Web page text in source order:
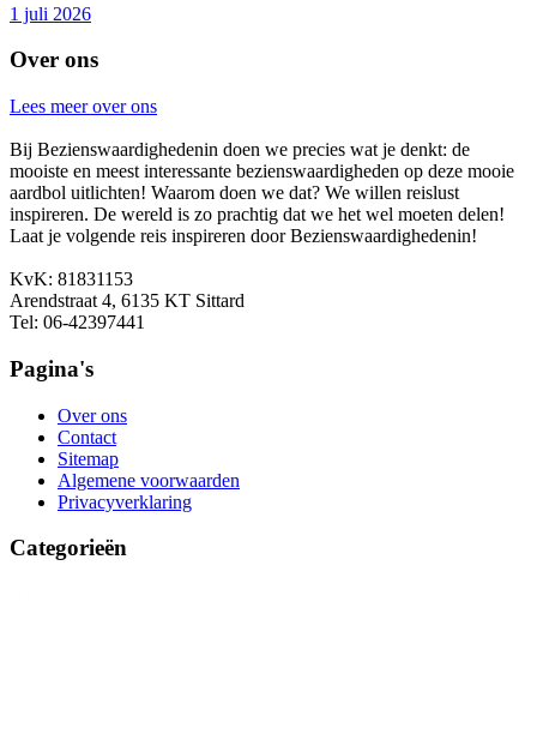
1 juli 2026
Over ons
Lees meer over ons
Bij Bezienswaardighedenin doen we precies wat je denkt: de
mooiste en meest interessante bezienswaardigheden op deze mooie
aardbol uitlichten! Waarom doen we dat? We willen reislust
inspireren. De wereld is zo prachtig dat we het wel moeten delen!
Laat je volgende reis inspireren door Bezienswaardighedenin!
KvK: 81831153
Arendstraat 4, 6135 KT Sittard
Tel: 06-42397441
Pagina's
Over ons
Contact
Sitemap
Algemene voorwaarden
Privacyverklaring
Categorieën